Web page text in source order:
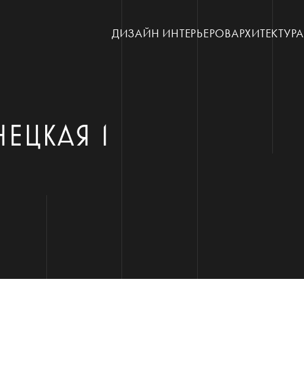
ДИЗАЙН ИНТЕРЬЕРОВАРХИТЕКТУРА
1